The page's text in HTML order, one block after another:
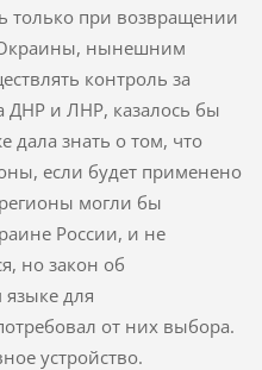
только при возвращении
Окраины, нынешним
контроль за
ДНР и ЛНР, казалось бы
дала знать о том, что
если будет применено
могли бы
России, и не
но закон об
языке для
от них выбора.
устройство.